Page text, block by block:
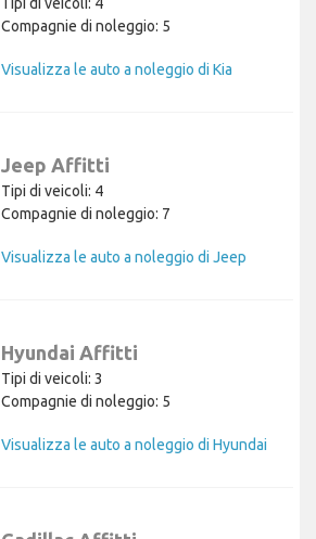
Compagnie di noleggio: 5
Visualizza le auto a noleggio di Kia
Jeep Affitti
Tipi di veicoli: 4
Compagnie di noleggio: 7
Visualizza le auto a noleggio di Jeep
Hyundai Affitti
Tipi di veicoli: 3
Compagnie di noleggio: 5
Visualizza le auto a noleggio di Hyundai